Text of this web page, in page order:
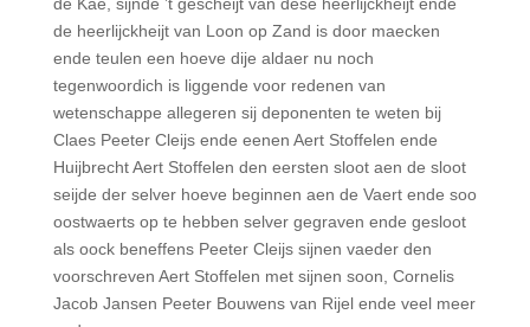
de heerlijckheijt van Loon op Zand is door maecken
ende teulen een hoeve dije aldaer nu noch
tegenwoordich is liggende voor redenen van
wetenschappe allegeren sij deponenten te weten bij
Claes Peeter Cleijs ende eenen Aert Stoffelen ende
Huijbrecht Aert Stoffelen den eersten sloot aen de sloot
seijde der selver hoeve beginnen aen de Vaert ende soo
oostwaerts op te hebben selver gegraven ende gesloot
als oock beneffens Peeter Cleijs sijnen vaeder den
voorschreven Aert Stoffelen met sijnen soon, Cornelis
Jacob Jansen Peeter Bouwens van Rijel ende veel meer